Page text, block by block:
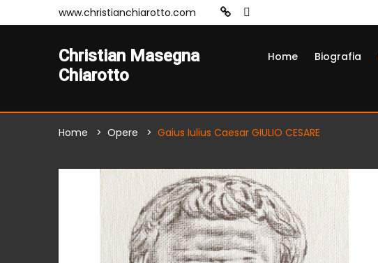
www.christianchiarotto.com
Christian Masegna
Chiarotto
Home Biografia
Home Opere Gaius Iulius Caesar GIULIO CESARE